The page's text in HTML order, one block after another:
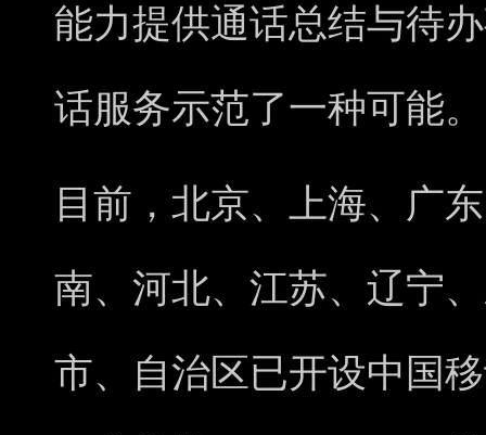
能力提供通话总结与待
话服务示范了一种可能。
目前，北京、上海、广
南、河北、江苏、辽宁
市、自治区已开设中国